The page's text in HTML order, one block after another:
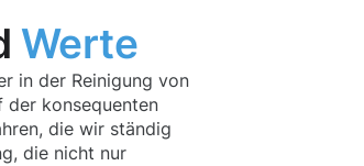
Werte
in der Reinigung von
der konsequenten
die wir ständig
die nicht nur